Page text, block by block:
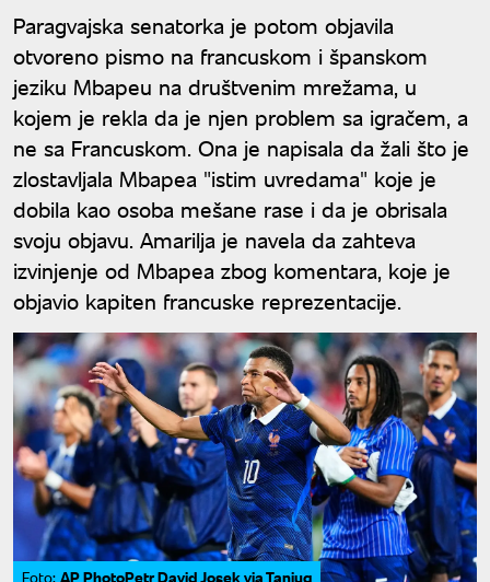
Paragvajska senatorka je potom objavila
otvoreno pismo na francuskom i španskom
jeziku Mbapeu na društvenim mrežama, u
kojem je rekla da je njen problem sa igračem, a
ne sa Francuskom. Ona je napisala da žali što je
zlostavljala Mbapea "istim uvredama" koje je
dobila kao osoba mešane rase i da je obrisala
svoju objavu. Amarilja je navela da zahteva
izvinjenje od Mbapea zbog komentara, koje je
objavio kapiten francuske reprezentacije.
Foto: AP PhotoPetr David Josek via Tanjug